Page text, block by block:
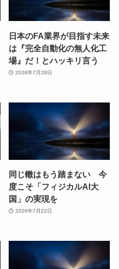
日本のFA業界が目指す未来
は『完全自動化の無人化工
場』だ！とハッキリ言う
2026年7月29日
同じ轍はもう踏まない 今
度こそ「フィジカルAI大
国」の実現を
2026年7月22日